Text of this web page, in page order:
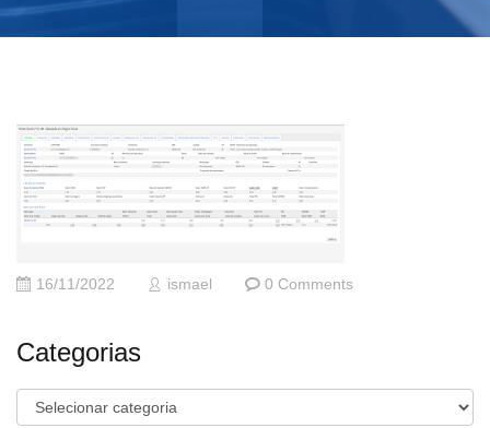
16/11/2022 ismael 0 Comments
Categorias
Categorias